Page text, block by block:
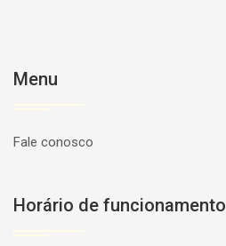
Menu
Fale conosco
Horário de funcionamento